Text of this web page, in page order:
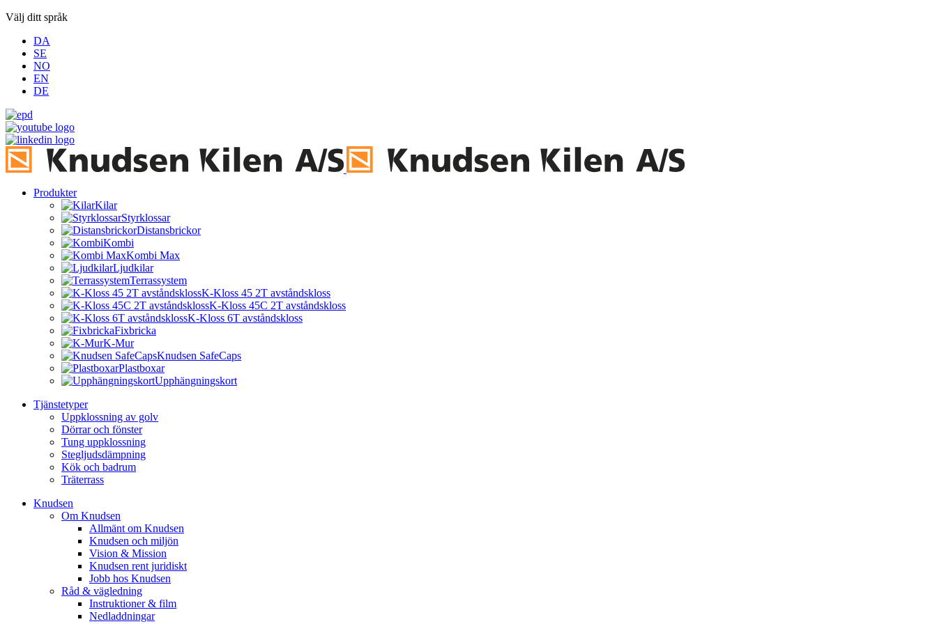
Välj ditt språk
DA
SE
NO
EN
DE
Produkter
Kilar
Styrklossar
Distansbrickor
Kombi
Kombi Max
Ljudkilar
Terrassystem
K-Kloss 45 2T avståndskloss
K-Kloss 45C 2T avståndskloss
K-Kloss 6T avståndskloss
Fixbricka
K-Mur
Knudsen SafeCaps
Plastboxar
Upphängningskort
Tjänstetyper
Uppklossning av golv
Dörrar och fönster
Tung uppklossning
Stegljudsdämpning
Kök och badrum
Träterrass
Knudsen
Om Knudsen
Allmänt om Knudsen
Knudsen och miljön
Vision & Mission
Knudsen rent juridiskt
Jobb hos Knudsen
Råd & vägledning
Instruktioner & film
Nedladdningar